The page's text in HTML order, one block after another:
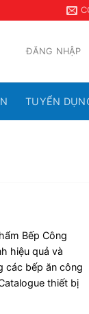
ĐĂNG NHẬP
TUYỂN
Bếp Công
hiệu quả và
các bếp ăn công
thiết bị